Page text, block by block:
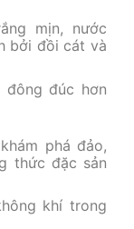
mịn, nước
bởi đồi cát và
đông đúc hơn
phá đảo,
thức đặc sản
khí trong